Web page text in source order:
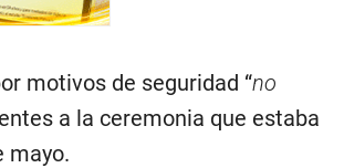
motivos de seguridad “no
a la ceremonia que estaba
mayo.